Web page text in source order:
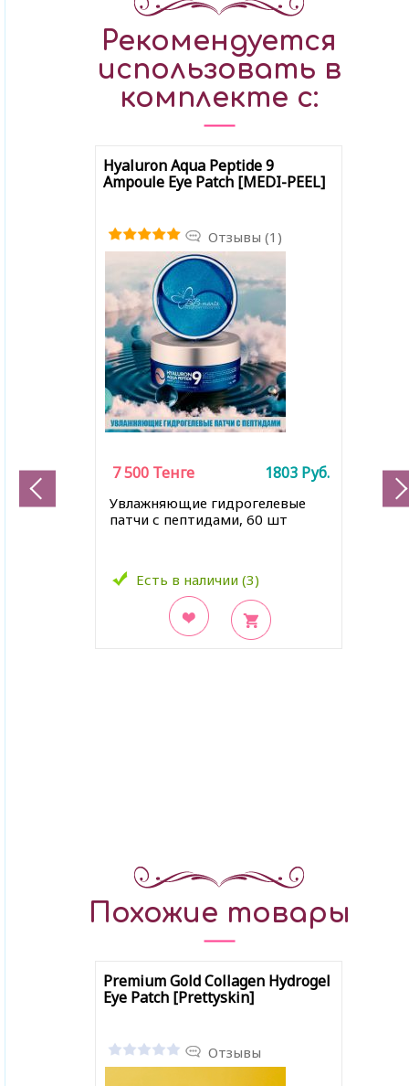
Рекомендуется
использовать в
комплекте с:
Hyaluron Aqua Peptide 9
Ampoule Eye Patch [MEDI-PEEL]
Отзывы (1)
Увлажняющие гидрогелевые
патчи с пептидами, 60 шт
Есть в наличии (3)
7 500 Тенге 1803 Руб.
Похожие товары
Premium Gold Collagen Hydrogel
Eye Patch [Prettyskin]
Отзывы